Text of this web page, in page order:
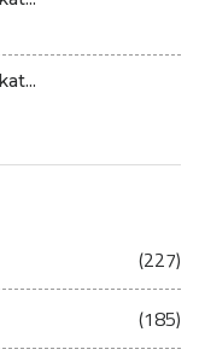
(227)
(185)